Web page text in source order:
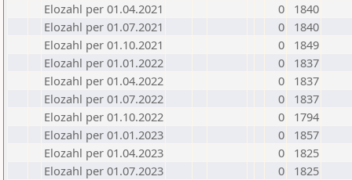
Elozahl per 01.04.2021
0
1840
Elozahl per 01.07.2021
0
1840
Elozahl per 01.10.2021
0
1849
Elozahl per 01.01.2022
0
1837
Elozahl per 01.04.2022
0
1837
Elozahl per 01.07.2022
0
1837
Elozahl per 01.10.2022
0
1794
Elozahl per 01.01.2023
0
1857
Elozahl per 01.04.2023
0
1825
Elozahl per 01.07.2023
0
1825